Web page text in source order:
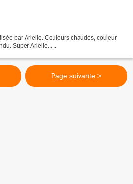
par Arielle. Couleurs chaudes, couleur
Super Arielle......
Page suivante >